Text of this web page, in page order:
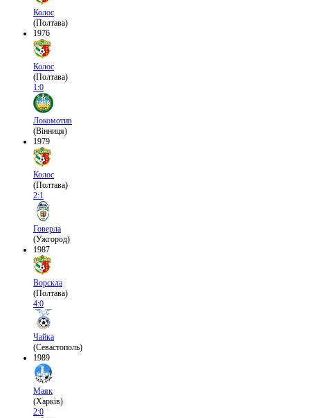
Колос
(Полтава)
1976
Колос
(Полтава)
1:0
Локомотив
(Вінниця)
1979
Колос
(Полтава)
2:1
Говерла
(Ужгород)
1987
Ворскла
(Полтава)
4:0
Чайка
(Севастополь)
1989
Маяк
(Харків)
2:0